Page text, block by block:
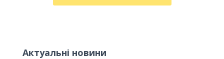
Актуальні новини